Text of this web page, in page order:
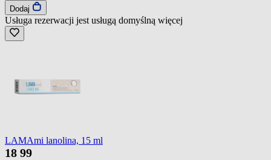
Dodaj
Usługa rezerwacji jest usługą domyślną więcej
LAMAmi lanolina, 15 ml
18 99